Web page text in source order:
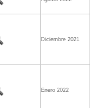
Diciembre 2021
Enero 2022